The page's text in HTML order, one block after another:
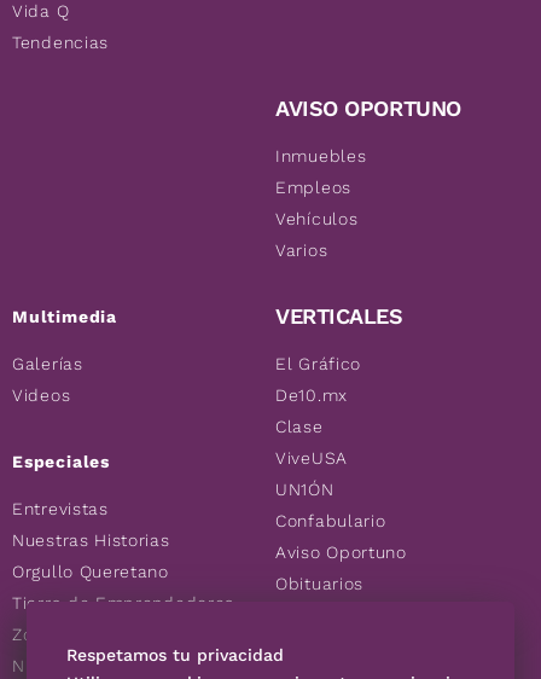
Vida Q
Tendencias
Multimedia
Galerías
Videos
Especiales
Entrevistas
Nuestras Historias
Orgullo Queretano
Tierra de Emprendedores
Zoociales
Nuevos Queretanos
AVISO OPORTUNO
Inmuebles
Empleos
Vehículos
Varios
VERTICALES
El Gráfico
De10.mx
Clase
ViveUSA
UN1ÓN
Confabulario
Aviso Oportuno
Obituarios
Consultas
Respetamos tu privacidad